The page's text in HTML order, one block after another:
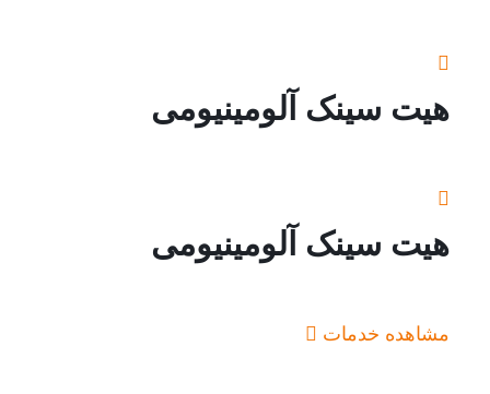
هیت سینک آلومینیومی
هیت سینک آلومینیومی
مشاهده خدمات